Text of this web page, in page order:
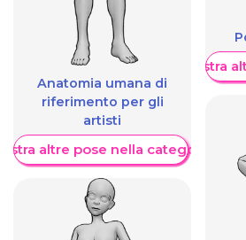
Anatomia umana di
riferimento per gli
artisti
altre pose nella categoria
Mostra